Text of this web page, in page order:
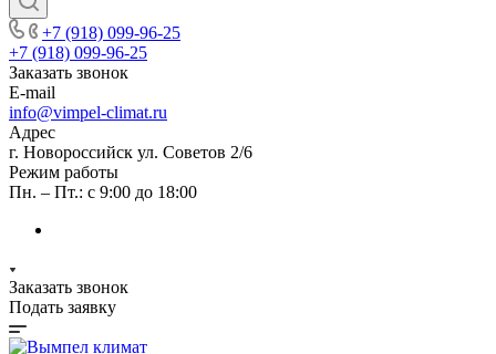
+7 (918) 099-96-25
+7 (918) 099-96-25
Заказать звонок
E-mail
info@vimpel-climat.ru
Адрес
г. Новороссийск ул. Советов 2/6
Режим работы
Пн. – Пт.: с 9:00 до 18:00
Заказать звонок
Подать заявку